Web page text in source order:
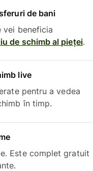
de bani
vei beneficia
de schimb al pieței.
live
pentru a vedea
în timp.
Este complet gratuit